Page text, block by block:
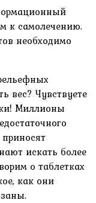
к самолечению.
необходимо
вес? Чувствуете
Миллионы
искать более
о таблетках
как они